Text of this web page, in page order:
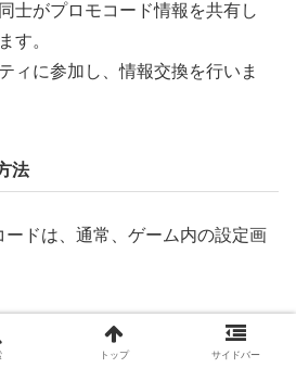
士がプロモコード情報を共有し
す。
ィに参加し、情報交換を行いま
法
ドは、通常、ゲーム内の設定画
、メニュー画面を開きます。
たはオプション（Options）を選
トップ サイドバー